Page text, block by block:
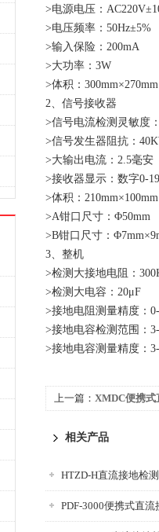
>电源电压：
>电压频率：50Hz±5%
>输入保险：200mA
>大功率：3W
>体积：
2、信号接收器
>信号电流检测灵敏度
>信号发生器阻抗：
>大输出电流：2.5毫安
>接收器显示：数字0-19
>体积：
>A钳口尺寸：Φ50mm
>B钳口尺寸：
3、整机
>检测大接地电阻：
>检测大电容：20μF
>接地电阻测量精度：
>接地电容检测范围：
>接地电容测量精度：
上一篇： XMDC便携式
相关产品
HTZD-H直流接地检
PDF-3000便携式直